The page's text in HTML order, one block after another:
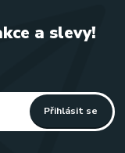
a slevy!
Přihlásit se